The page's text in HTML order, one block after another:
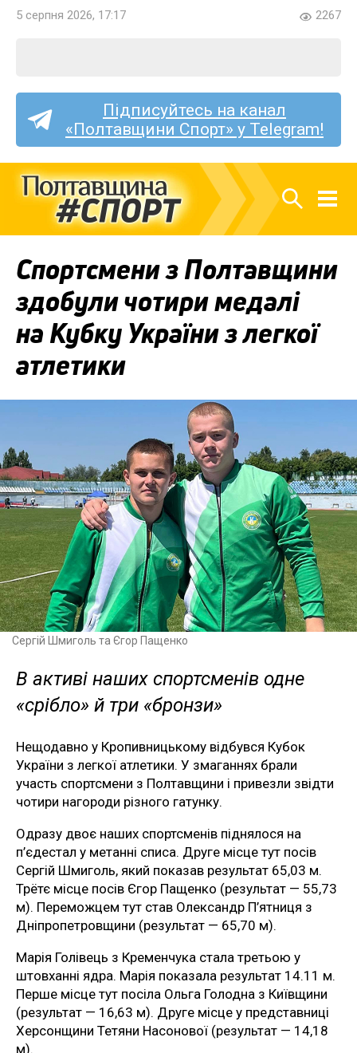
5 серпня 2026, 17:17 2267
Підписуйтесь на канал
«Полтавщини Спорт» у Telegram!
Спортсмени з Полтавщини
здобули чотири медалі
на Кубку України з легкої
атлетики
Сергій Шмиголь та Єгор Пащенко
В активі наших спортсменів одне
«срібло» й три «бронзи»
Нещодавно у Кропивницькому відбувся Кубок
України з легкої атлетики. У змаганнях брали
участь спортсмени з Полтавщини і привезли звідти
чотири нагороди різного гатунку.
Одразу двоє наших спортсменів піднялося на
п’єдестал у метанні списа. Друге місце тут посів
Сергій Шмиголь, який показав результат 65,03 м.
Трётє місце посів Єгор Пащенко (результат — 55,73
м). Переможцем тут став Олександр П’ятниця з
Дніпропетровщини (результат — 65,70 м).
Марія Голівець з Кременчука стала третьою у
штовханні ядра. Марія показала результат 14.11 м.
Перше місце тут посіла Ольга Голодна з Київщини
(результат — 16,63 м). Друге місце у представниці
Херсонщини Тетяни Насонової (результат — 14,18
м).